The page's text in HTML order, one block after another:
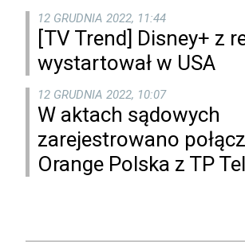
12 GRUDNIA 2022, 11:44
[TV Trend] Disney+ z
wystartował w USA
12 GRUDNIA 2022, 10:07
W aktach sądowych
zarejestrowano
Orange Polska z TP